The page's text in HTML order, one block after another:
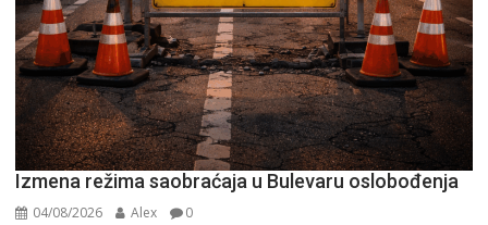
Izmena režima saobraćaja u Bulevaru oslobođenja
04/08/2026 Alex 0